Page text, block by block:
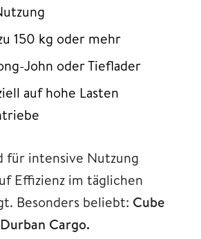
150 kg oder mehr
John oder Tieflader
auf hohe Lasten
für intensive Nutzung
Effizienz im täglichen
Besonders beliebt: Cube
Cargo.